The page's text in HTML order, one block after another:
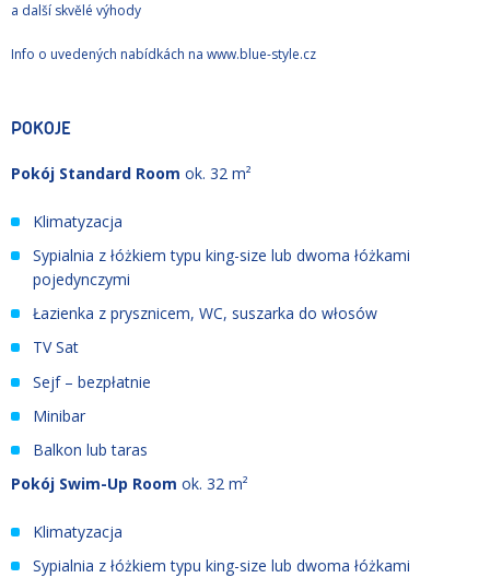
a další skvělé výhody
Info o uvedených nabídkách na www.blue-style.cz
POKOJE
Pokój Standard Room ok. 32 m²
Klimatyzacja
Sypialnia z łóżkiem typu king-size lub dwoma łóżkami
pojedynczymi
Łazienka z prysznicem, WC, suszarka do włosów
TV Sat
Sejf – bezpłatnie
Minibar
Balkon lub taras
Pokój Swim-Up Room ok. 32 m²
Klimatyzacja
Sypialnia z łóżkiem typu king-size lub dwoma łóżkami